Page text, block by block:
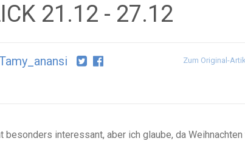
21.12 - 27.12
Zum Original-
interessant, aber ich glaube, da Weihnachten